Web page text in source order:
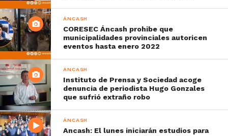
ÁNCASH
CORESEC Áncash prohibe que
municipalidades provinciales autoricen
eventos hasta enero 2022
ÁNCASH
Instituto de Prensa y Sociedad acoge
denuncia de periodista Hugo Gonzales
que sufrió extraño robo
ÁNCASH
Ancash: El lunes iniciarán estudios para